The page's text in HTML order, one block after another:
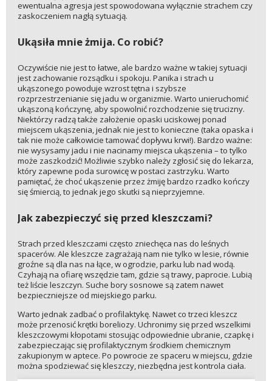
ewentualna agresja jest spowodowana wyłącznie strachem czy
zaskoczeniem nagłą sytuacją.
Ukąsiła mnie żmija. Co robić?
Oczywiście nie jest to łatwe, ale bardzo ważne w takiej sytuacji
jest zachowanie rozsądku i spokoju. Panika i strach u
ukąszonego powoduje wzrost tętna i szybsze
rozprzestrzenianie się jadu w organizmie. Warto unieruchomić
ukąszoną kończynę, aby spowolnić rozchodzenie się trucizny.
Niektórzy radzą także założenie opaski uciskowej ponad
miejscem ukąszenia, jednak nie jest to konieczne (taka opaska i
tak nie może całkowicie tamować dopływu krwi!). Bardzo ważne:
nie wysysamy jadu i nie nacinamy miejsca ukąszenia – to tylko
może zaszkodzić! Możliwie szybko należy zgłosić się do lekarza,
który zapewne poda surowicę w postaci zastrzyku. Warto
pamiętać, że choć ukąszenie przez żmiję bardzo rzadko kończy
się śmiercią, to jednak jego skutki są nieprzyjemne.
Jak zabezpieczyć się przed kleszczami?
Strach przed kleszczami często zniechęca nas do leśnych
spacerów. Ale kleszcze zagrażają nam nie tylko w lesie, równie
groźne są dla nas na łące, w ogrodzie, parku lub nad wodą.
Czyhają na ofiarę wszędzie tam, gdzie są trawy, paprocie. Lubią
też liście leszczyn. Suche bory sosnowe są zatem nawet
bezpieczniejsze od miejskiego parku.
Warto jednak zadbać o profilaktykę. Nawet co trzeci kleszcz
może przenosić krętki boreliozy. Uchronimy się przed wszelkimi
kleszczowymi kłopotami stosując odpowiednie ubranie, czapkę i
zabezpieczając się profilaktycznym środkiem chemicznym
zakupionym w aptece. Po powrocie ze spaceru w miejscu, gdzie
można spodziewać się kleszczy, niezbędna jest kontrola ciała.